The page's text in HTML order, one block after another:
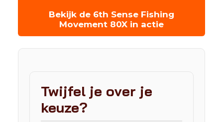
Bekijk de 6th Sense Fishing
Movement 80X in actie
Twijfel je over je
keuze?